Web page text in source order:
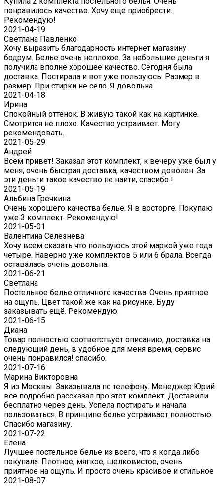
понравилось качество. Хочу еще приобрести.
Рекомендую!
2021-04-19
Светлана Павленко
Хочу выразить благодарность интернет магазину
бодрум. Белье очень неплохое. За небольшие деньги я
получила вполне хорошее качество. Сегодня была
доставка. Постирала и вот уже пользуюсь. Размер в
размер. При стирки не село. Я довольна.
2021-04-18
Ирина
Спокойный оттенок. В живую такой как на картинке.
Смотрится не плохо. Качество устраивает. Могу
рекомендовать.
2021-05-29
Андрей
Всем привет! Заказал этот комплект, к вечеру уже был у
меня, очень быстрая доставка, качеством доволен. За
эти деньги такое качество не найти, спасибо !
2021-05-19
Альбина Гречкина
Очень хорошего качества белье. Я в восторге. Покупаю
уже 3 комплект. Рекомендую!
2021-05-01
Валентина Селезнева
Хочу всем сказать что пользуюсь этой маркой уже года
четыре. Наверно уже комплектов 5 или 6 брала. Всегда
оставалась очень довольна.
2021-06-21
Светлана
Постельное белье отличного качества. Очень приятное
на ощупь. Цвет такой же как на рисунке. Буду
заказывать ещё. Рекомендую.
2021-06-15
Диана
Товар полностью соответствует описанию, доставка на
следующий день, в удобное для меня время, сервис
очень понравился! спасибо.
2021-07-16
Марина Викторовна
Я из Москвы. Заказывала по телефону. Менеджер Юрий
все подробно рассказал про этот комплект. Доставили
бесплатно через день. Успела постирать и начала
пользоваться. В принципе белье устраивает полностью.
Спасибо магазину.
2021-07-22
Eлена
Лучшее постельное белье из всего, что я когда либо
покупала. Плотное, мягкое, шелковистое, очень
приятное на ощупь. И просто очень красивое и стильное
2021-08-07